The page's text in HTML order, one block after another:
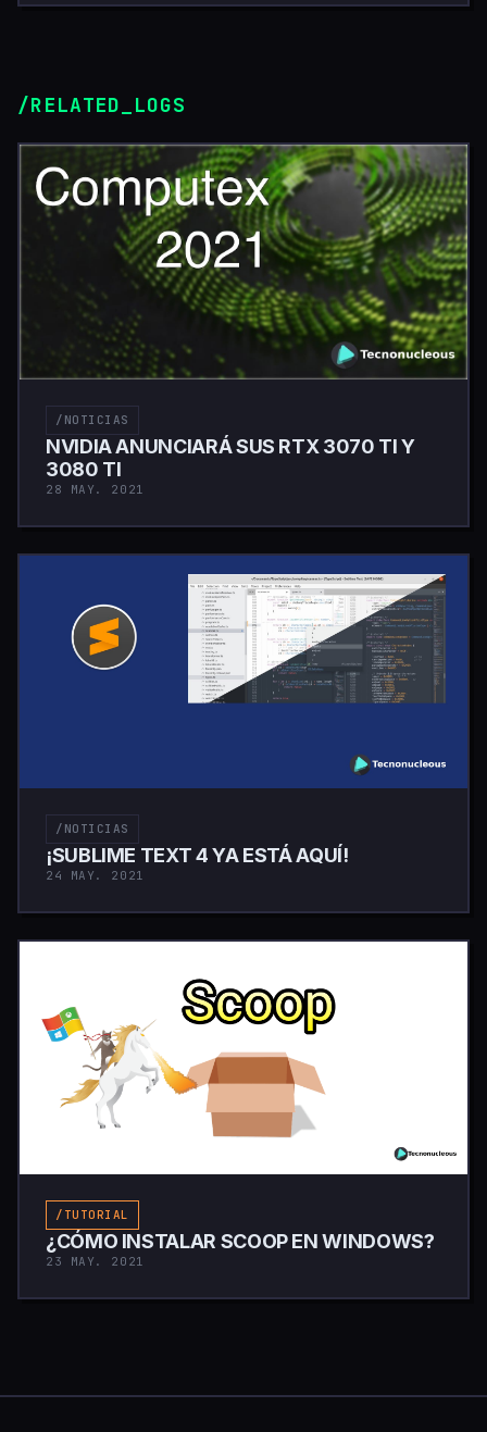
/RELATED_LOGS
/NOTICIAS
NVIDIA ANUNCIARÁ SUS RTX 3070 TI Y
3080 TI
28 MAY. 2021
/NOTICIAS
¡SUBLIME TEXT 4 YA ESTÁ AQUÍ!
24 MAY. 2021
/TUTORIAL
¿CÓMO INSTALAR SCOOP EN WINDOWS?
23 MAY. 2021